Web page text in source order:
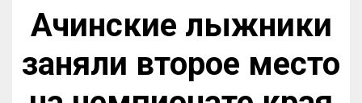
Ачинские лыжники
заняли второе место